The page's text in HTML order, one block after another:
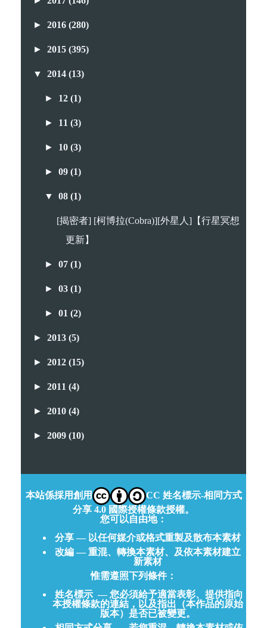
► 2016 (280)
► 2015 (395)
▼ 2014 (13)
► 12(1)
► 11(3)
► 10(3)
►09(1)
▼08(1)
[揭密者] [柯博拉(Cobra)][外星人]【行星冥想
更新】
►07(1)
►03(1)
►01(2)
► 2013 (5)
► 2012 (15)
► 2011 (4)
► 2010 (4)
► 2009 (10)
本站係採用創用
CC 姓名標示-相同方式
分享 4.0 國際授權條款授權。
您可以自由地：
分享 — 以任何媒介或格式重製及散布本素材
改編 — 重混、轉換本素材、及依本素材建立
新素材
惟需遵照下列條件：
姓名標示 — 您必須給予適當表彰、提供指向
本授權條款的連結，以及指出（本作品的原始
版本）是否已被變更。